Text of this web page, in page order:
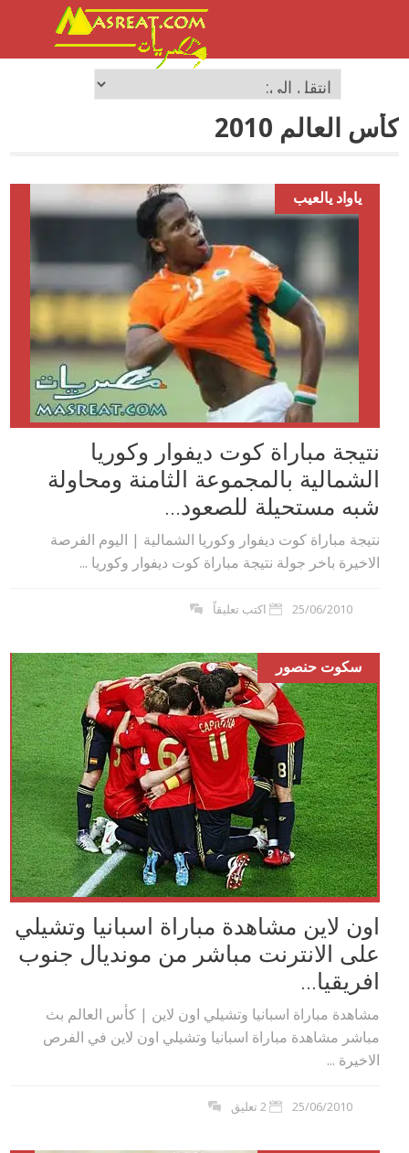
كأس العالم 2010
ياواد يالعيب
نتيجة مباراة كوت ديفوار وكوريا
الشمالية بالمجموعة الثامنة ومحاولة
شبه مستحيلة للصعود...
نتيجة مباراة كوت ديفوار وكوريا الشمالية | اليوم الفرصة
الاخيرة باخر جولة نتيجة مباراة كوت ديفوار وكوريا ...
25/06/2010 اكتب تعليقاً
سكوت حنصور
اون لاين مشاهدة مباراة اسبانيا وتشيلي
على الانترنت مباشر من مونديال جنوب
افريقيا...
مشاهدة مباراة اسبانيا وتشيلي اون لاين | كأس العالم بث
مباشر مشاهدة مباراة اسبانيا وتشيلي اون لاين في الفرص
الاخيرة ...
25/06/2010 2 تعليق